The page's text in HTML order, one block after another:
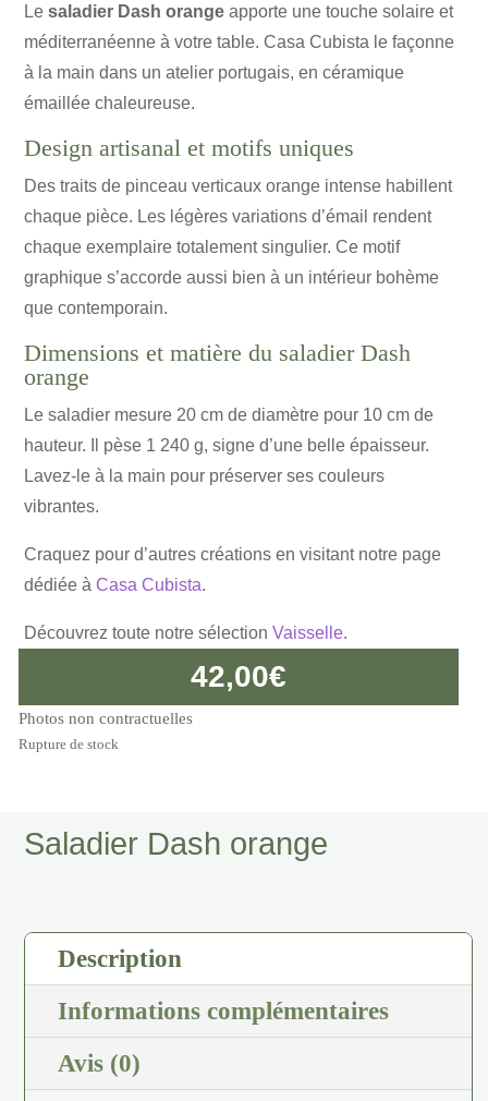
Lesaladier Dash orange apporte une touche solaire et
méditerranéenne à votre table. Casa Cubista le façonne
à la main dans un atelier portugais, en céramique
émaillée chaleureuse.
Design artisanal et motifs uniques
Des traits de pinceau verticaux orange intense habillent
chaque pièce. Les légères variations d’émail rendent
chaque exemplaire totalement singulier. Ce motif
graphique s’accorde aussi bien à un intérieur bohème
que contemporain.
Dimensions et matière du saladier Dash
orange
Le saladier mesure 20 cm de diamètre pour 10 cm de
hauteur. Il pèse 1 240 g, signe d’une belle épaisseur.
Lavez-le à la main pour préserver ses couleurs
vibrantes.
Craquez pour d’autres créations en visitant notre page
dédiée àCasa Cubista.
Découvrez toute notre sélectionVaisselle.
42,00€
Photos non contractuelles
Rupture de stock
Saladier Dash orange
Description
Informations complémentaires
Avis (0)